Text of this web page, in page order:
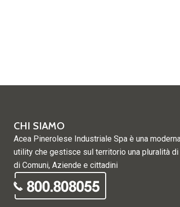
CHI SIAMO
Acea Pinerolese Industriale Spa è una
utility che gestisce sul territorio una pluralità
di Comuni, Aziende e cittadini